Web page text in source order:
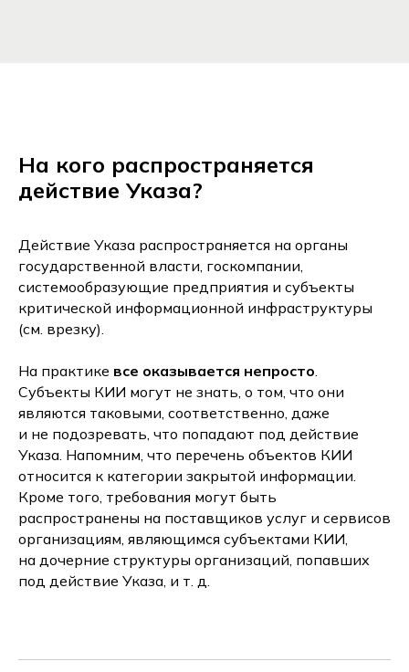
На кого распространяется
действие Указа?
Действие Указа распространяется на органы
государственной власти, госкомпании,
системообразующие предприятия и субъекты
критической информационной инфраструктуры
(см. врезку).
На практике все оказывается непросто.
Субъекты КИИ могут не знать, о том, что они
являются таковыми, соответственно, даже
и не подозревать, что попадают под действие
Указа. Напомним, что перечень объектов КИИ
относится к категории закрытой информации.
Кроме того, требования могут быть
распространены на поставщиков услуг и сервисов
организациям, являющимся субъектами КИИ,
на дочерние структуры организаций, попавших
под действие Указа, и т. д.